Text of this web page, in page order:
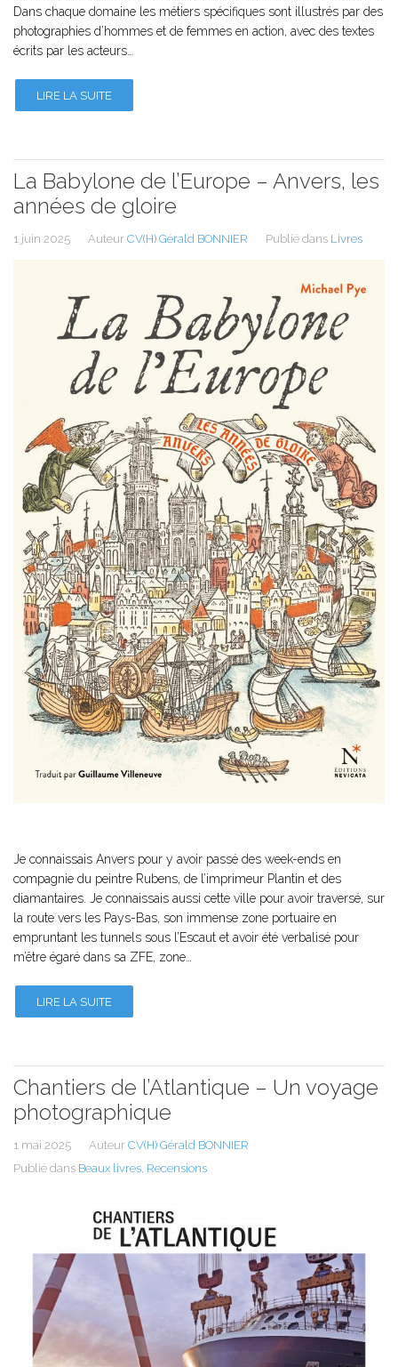
Dans chaque domaine les métiers spécifiques sont illustrés par des
photographies d’hommes et de femmes en action, avec des textes
écrits par les acteurs…
LIRE LA SUITE
La Babylone de l’Europe – Anvers, les
années de gloire
1 juin 2025 Auteur CV(H) Gérald BONNIER Publié dans Livres
Je connaissais Anvers pour y avoir passé des week-ends en
compagnie du peintre Rubens, de l’imprimeur Plantin et des
diamantaires. Je connaissais aussi cette ville pour avoir traversé, sur
la route vers les Pays-Bas, son immense zone portuaire en
empruntant les tunnels sous l’Escaut et avoir été verbalisé pour
m’être égaré dans sa ZFE, zone…
LIRE LA SUITE
Chantiers de l’Atlantique – Un voyage
photographique
1 mai 2025 Auteur CV(H) Gérald BONNIER
Publié dans Beaux livres, Recensions